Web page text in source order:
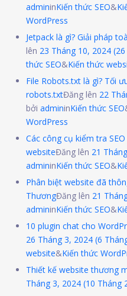
admininKiến thức SEO&
WordPress
Jetpack là gì? Giải pháp
lên 23 Tháng 10, 2024
thức SEO&Kiến thức
File Robots.txt là gì? Tối
robots.txtĐăng lên 22
bởi admininKiến thức SEO
WordPress
Các công cụ kiểm tra
websiteĐăng lên 21
admininKiến thức SEO&
Phân biệt website đã
ThươngĐăng lên 21
admininKiến thức SEO&
10 plugin chat cho
26 Tháng 3, 2024 (6
website&Kiến thức
Thiết kế website thương
Tháng 3, 2024 (10 Tháng